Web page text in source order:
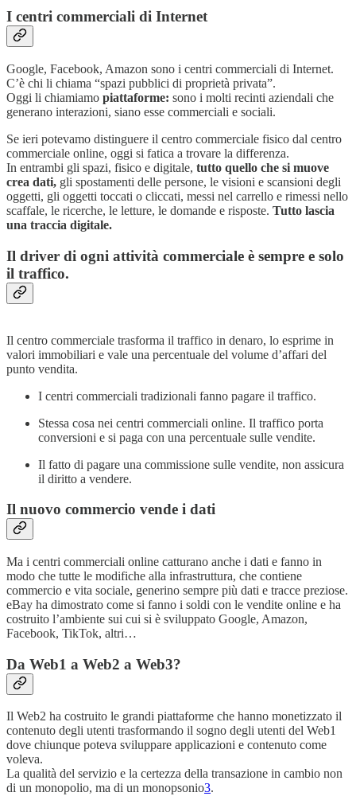
I centri commerciali di Internet
Google, Facebook, Amazon sono i centri commerciali di Internet.
C’è chi li chiama “spazi pubblici di proprietà privata”.
Oggi li chiamiamo piattaforme: sono i molti recinti aziendali che
generano interazioni, siano esse commerciali e sociali.
Se ieri potevamo distinguere il centro commerciale fisico dal centro
commerciale online, oggi si fatica a trovare la differenza.
In entrambi gli spazi, fisico e digitale, tutto quello che si muove
crea dati, gli spostamenti delle persone, le visioni e scansioni degli
oggetti, gli oggetti toccati o cliccati, messi nel carrello e rimessi nello
scaffale, le ricerche, le letture, le domande e risposte. Tutto lascia
una traccia digitale.
Il driver di ogni attività commerciale è sempre e solo
il traffico.
Il centro commerciale trasforma il traffico in denaro, lo esprime in
valori immobiliari e vale una percentuale del volume d’affari del
punto vendita.
I centri commerciali tradizionali fanno pagare il traffico.
Stessa cosa nei centri commerciali online. Il traffico porta
conversioni e si paga con una percentuale sulle vendite.
Il fatto di pagare una commissione sulle vendite, non assicura
il diritto a vendere.
Il nuovo commercio vende i dati
Ma i centri commerciali online catturano anche i dati e fanno in
modo che tutte le modifiche alla infrastruttura, che contiene
commercio e vita sociale, generino sempre più dati e tracce preziose.
eBay ha dimostrato come si fanno i soldi con le vendite online e ha
costruito l’ambiente sui cui si è sviluppato Google, Amazon,
Facebook, TikTok, altri…
Da Web1 a Web2 a Web3?
Il Web2 ha costruito le grandi piattaforme che hanno monetizzato il
contenuto degli utenti trasformando il sogno degli utenti del Web1
dove chiunque poteva sviluppare applicazioni e contenuto come
voleva.
La qualità del servizio e la certezza della transazione in cambio non
di un monopolio, ma di un monopsonio3.